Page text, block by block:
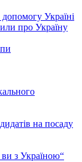
Україні
про Україну
на посаду
з Україною“